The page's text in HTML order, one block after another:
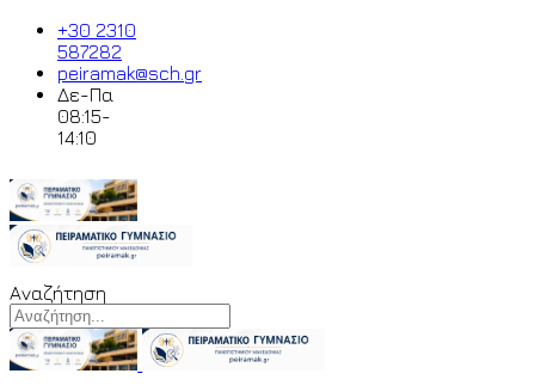
+30 2310
587282
peiramak@sch.gr
Δε-Πα
08:15-
14:10
Αναζήτηση